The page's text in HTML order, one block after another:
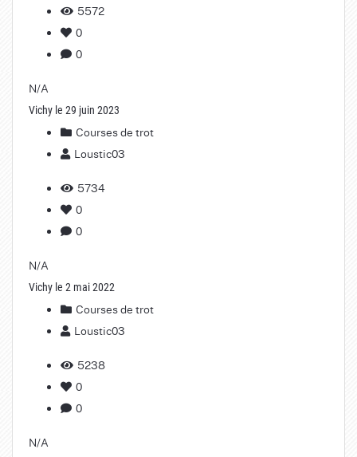
5572
0
0
N/A
Vichy le 29 juin 2023
Courses de trot
Loustic03
5734
0
0
N/A
Vichy le 2 mai 2022
Courses de trot
Loustic03
5238
0
0
N/A